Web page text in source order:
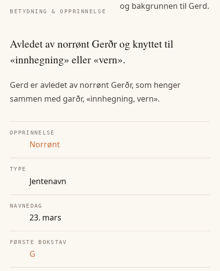
BETYDNING & OPPRINNELSE
og bakgrunnen til Gerd.
Avledet av norrønt Gerðr og knyttet til
«innhegning» eller «vern».
Gerd er avledet av norrønt Gerðr, som henger
sammen med garðr, «innhegning, vern».
OPPRINNELSE
Norrønt
TYPE
Jentenavn
NAVNEDAG
23. mars
FØRSTE BOKSTAV
G